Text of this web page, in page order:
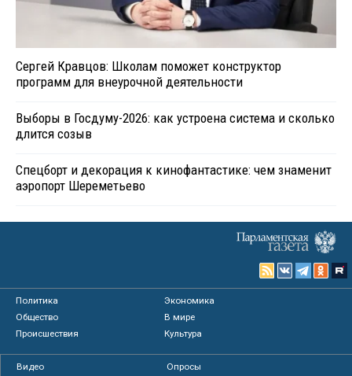
Сергей Кравцов: Школам поможет конструктор
программ для внеурочной деятельности
Выборы в Госдуму-2026: как устроена система и сколько
длится созыв
Спецборт и декорация к кинофантастике: чем знаменит
аэропорт Шереметьево
Политика
Экономика
Общество
В мире
Происшествия
Культура
Видео
Опросы